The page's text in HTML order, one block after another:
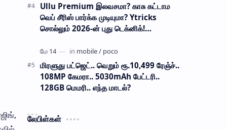
Ullu Premium இலவசமா? காசு கட்டாம
வெப் சீரிஸ் பார்க்க முடியுமா? Ytricks
சொல்லும் 2026-ன் புது டெக்னிக்!
மிரளுது பட்ஜெட்.. வெறும் ரூ.10,499 ரேஞ்ச்..
108MP கேமரா.. 5030mAh பேட்டரி..
128GB மெமரி.. எந்த மாடல்?
லேபிள்கள்